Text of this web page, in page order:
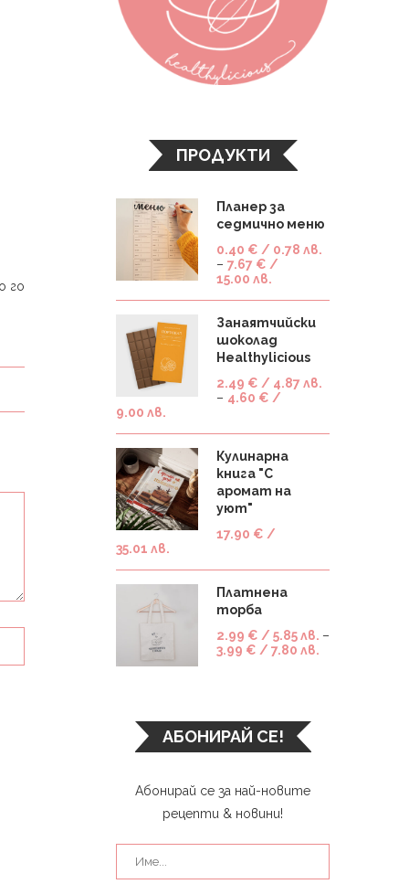
го
ПРОДУКТИ
Планер за
седмично меню
0.40 € / 0.78 лв.
– 7.67 € /
15.00 лв.
Занаятчийски
шоколад
Healthylicious
2.49 € / 4.87 лв.
– 4.60 € /
9.00 лв.
Кулинарна
книга "С
аромат на
уют"
17.90 € /
35.01 лв.
Платнена
торба
2.99 € / 5.85 лв. –
3.99 € / 7.80 лв.
АБОНИРАЙ СЕ!
Абонирай се за най-новите
рецепти & новини!